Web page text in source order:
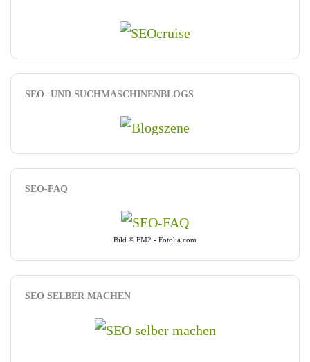
SEO- UND SUCHMASCHINENBLOGS
SEO-FAQ
Bild © FM2 - Fotolia.com
SEO SELBER MACHEN